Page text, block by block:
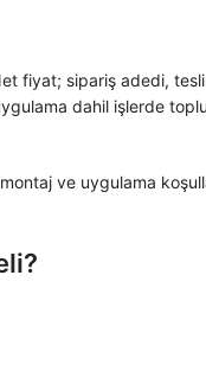
fiyat; sipariş adedi,
dahil işlerde
ve uygulama